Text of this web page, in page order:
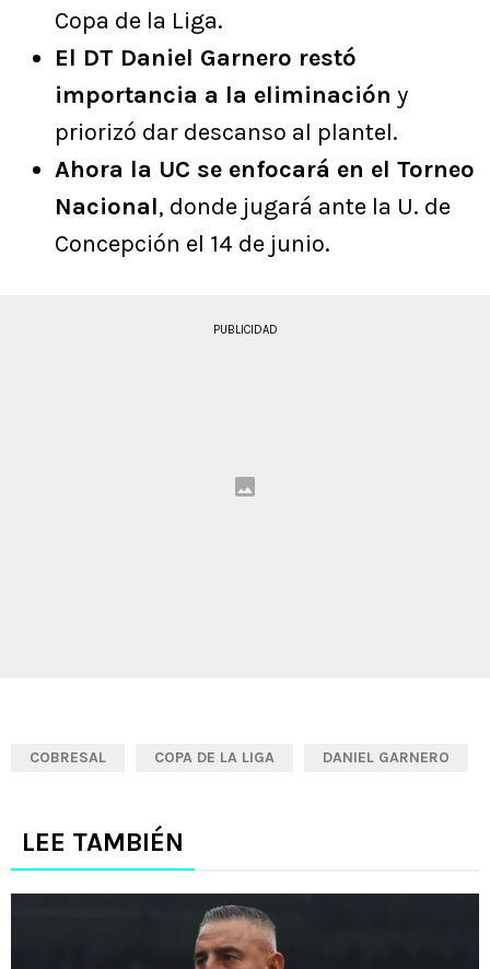
Copa de la Liga.
El DT Daniel Garnero restó
importancia a la eliminación y
priorizó dar descanso al plantel.
Ahora la UC se enfocará en el Torneo
Nacional, donde jugará ante la U. de
Concepción el 14 de junio.
PUBLICIDAD
COBRESAL COPA DE LA LIGA DANIEL GARNERO
LEE TAMBIÉN